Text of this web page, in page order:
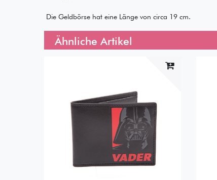
Die Geldbörse hat eine Länge von circa 19 cm.
Ähnliche Artikel